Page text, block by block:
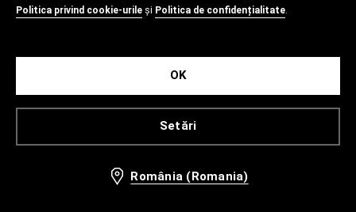
Politica privind cookie-urile și Politica de confidențialitate.
Setări
OK
România (Romania)